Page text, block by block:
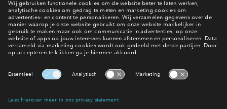
Neem contact op
Vragen?
Interesse? Meld je dan snel aan
eventuele projecten